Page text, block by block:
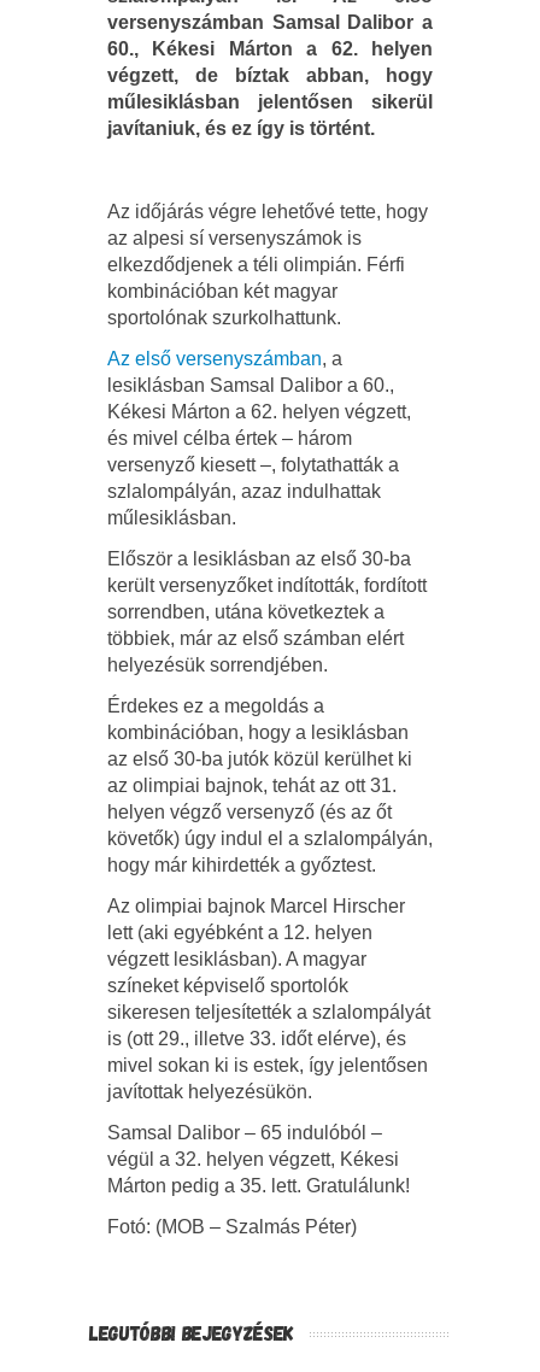
versenyszámban Samsal Dalibor a
60., Kékesi Márton a 62. helyen
végzett, de bíztak abban, hogy
műlesiklásban jelentősen sikerül
javítaniuk, és ez így is történt.
Az időjárás végre lehetővé tette, hogy
az alpesi sí versenyszámok is
elkezdődjenek a téli olimpián. Férfi
kombinációban két magyar
sportolónak szurkolhattunk.
Az első versenyszámban, a
lesiklásban Samsal Dalibor a 60.,
Kékesi Márton a 62. helyen végzett,
és mivel célba értek – három
versenyző kiesett –, folytathatták a
szlalompályán, azaz indulhattak
műlesiklásban.
Először a lesiklásban az első 30-ba
került versenyzőket indították, fordított
sorrendben, utána következtek a
többiek, már az első számban elért
helyezésük sorrendjében.
Érdekes ez a megoldás a
kombinációban, hogy a lesiklásban
az első 30-ba jutók közül kerülhet ki
az olimpiai bajnok, tehát az ott 31.
helyen végző versenyző (és az őt
követők) úgy indul el a szlalompályán,
hogy már kihirdették a győztest.
Az olimpiai bajnok Marcel Hirscher
lett (aki egyébként a 12. helyen
végzett lesiklásban). A magyar
színeket képviselő sportolók
sikeresen teljesítették a szlalompályát
is (ott 29., illetve 33. időt elérve), és
mivel sokan ki is estek, így jelentősen
javítottak helyezésükön.
Samsal Dalibor – 65 indulóból –
végül a 32. helyen végzett, Kékesi
Márton pedig a 35. lett. Gratulálunk!
Fotó: (MOB – Szalmás Péter)
LEGUTÓBBI BEJEGYZÉSEK